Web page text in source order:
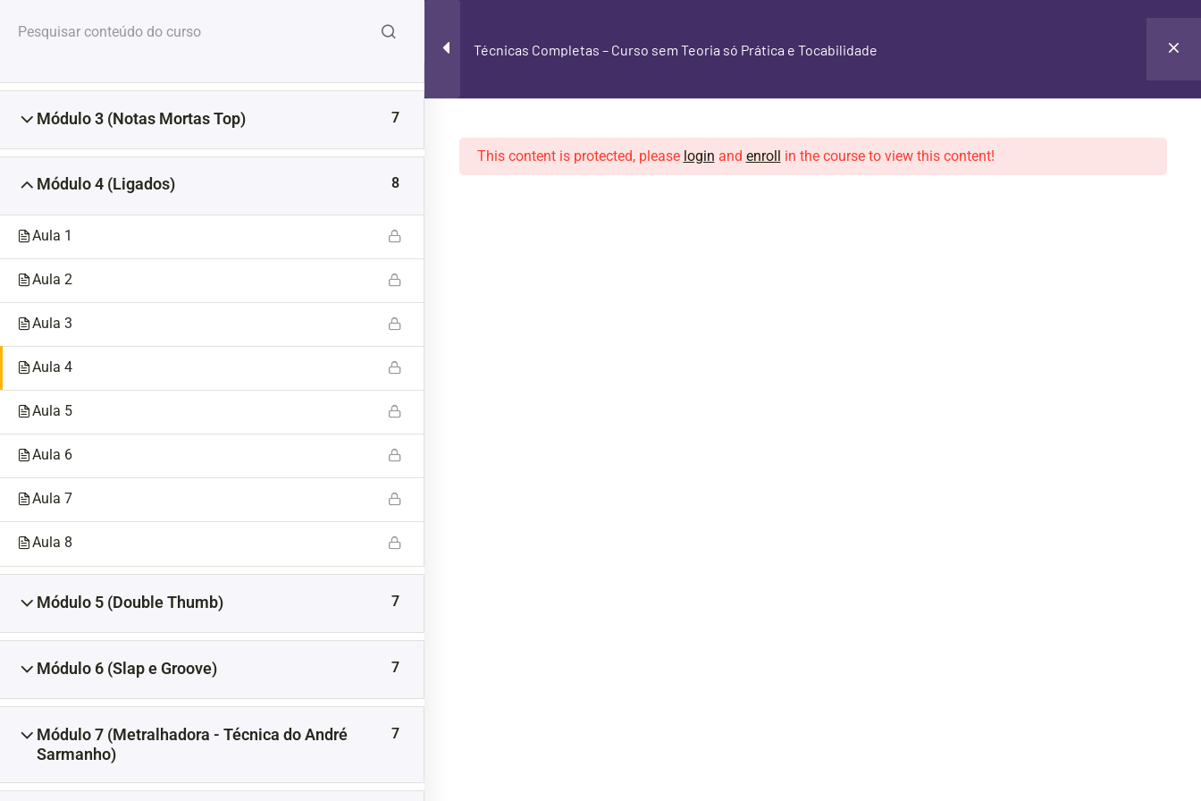
para
Casa Courses Cursos Vip
Técnicas Completas – Curso sem Teoria só Prática e Tocabilidade
Módulo 3 (Notas Mortas Top) 7
Módulo 4 (Ligados) 8
Aula 1
Aula 2
Aula 3
Aula 4
Aula 5
Aula 6
Aula 7
Aula 8
Módulo 5 (Double Thumb) 7
Módulo 6 (Slap e Groove) 7
Módulo 7 (Metralhadora - Técnica do André
Sarmanho)
7
This content is protected, please login and enroll in the course to view this content!